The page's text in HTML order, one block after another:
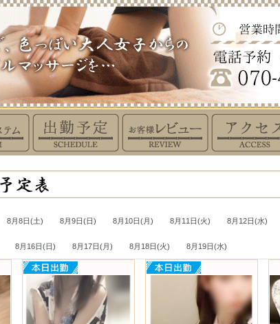
8月8日(土) 8月9日(日) 8月10日(月) 8月11日(火) 8月12日(水)
8月16日(日) 8月17日(月) 8月18日(火) 8月19日(水)